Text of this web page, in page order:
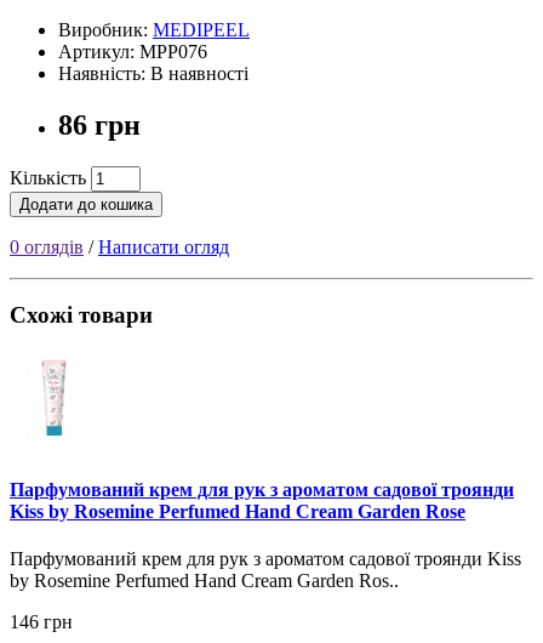
Виробник: MEDIPEEL
Артикул: MPP076
Наявність: В наявності
86 грн
Кількість
Додати до кошика
0 оглядів /Написати огляд
Схожі товари
Парфумований крем для рук з ароматом садової троянди
Kiss by Rosemine Perfumed Hand Cream Garden Rose
Парфумований крем для рук з ароматом садової троянди Kiss
by Rosemine Perfumed Hand Cream Garden Ros..
146 грн